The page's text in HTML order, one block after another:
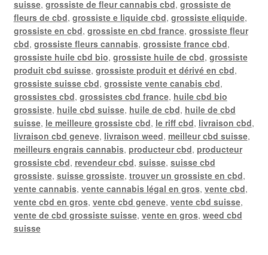
suisse, grossiste de fleur cannabis cbd, grossiste de
fleurs de cbd, grossiste e liquide cbd, grossiste eliquide,
grossiste en cbd, grossiste en cbd france, grossiste fleur
cbd, grossiste fleurs cannabis, grossiste france cbd,
grossiste huile cbd bio, grossiste huile de cbd, grossiste
produit cbd suisse, grossiste produit et dérivé en cbd,
grossiste suisse cbd, grossiste vente canabis cbd,
grossistes cbd, grossistes cbd france, huile cbd bio
grossiste, huile cbd suisse, huile de cbd, huile de cbd
suisse, le meilleure grossiste cbd, le riff cbd, livraison cbd,
livraison cbd geneve, livraison weed, meilleur cbd suisse,
meilleurs engrais cannabis, producteur cbd, producteur
grossiste cbd, revendeur cbd, suisse, suisse cbd
grossiste, suisse grossiste, trouver un grossiste en cbd,
vente cannabis, vente cannabis légal en gros, vente cbd,
vente cbd en gros, vente cbd geneve, vente cbd suisse,
vente de cbd grossiste suisse, vente en gros, weed cbd
suisse